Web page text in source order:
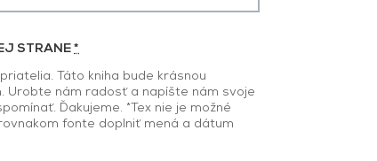
STRANE *
Táto kniha bude krásnou
Urobte nám radosť a napíšte nám svoje
Ďakujeme. *Tex nie je možné
fonte doplniť mená a dátum